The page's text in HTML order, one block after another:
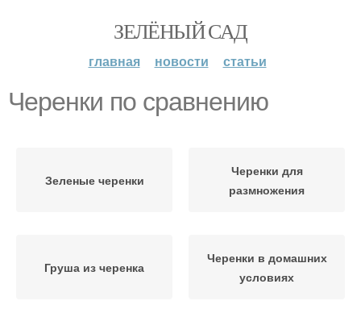
ЗЕЛЁНЫЙ САД
главная новости статьи
Черенки по сравнению
Зеленые черенки
Черенки для
размножения
Груша из черенка
Черенки в домашних
условиях